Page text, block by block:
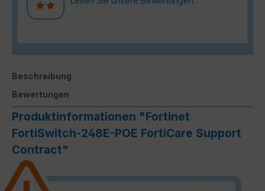
Beschreibung
Bewertungen
Produktinformationen "Fortinet
FortiSwitch-248E-POE FortiCare Support
Contract"